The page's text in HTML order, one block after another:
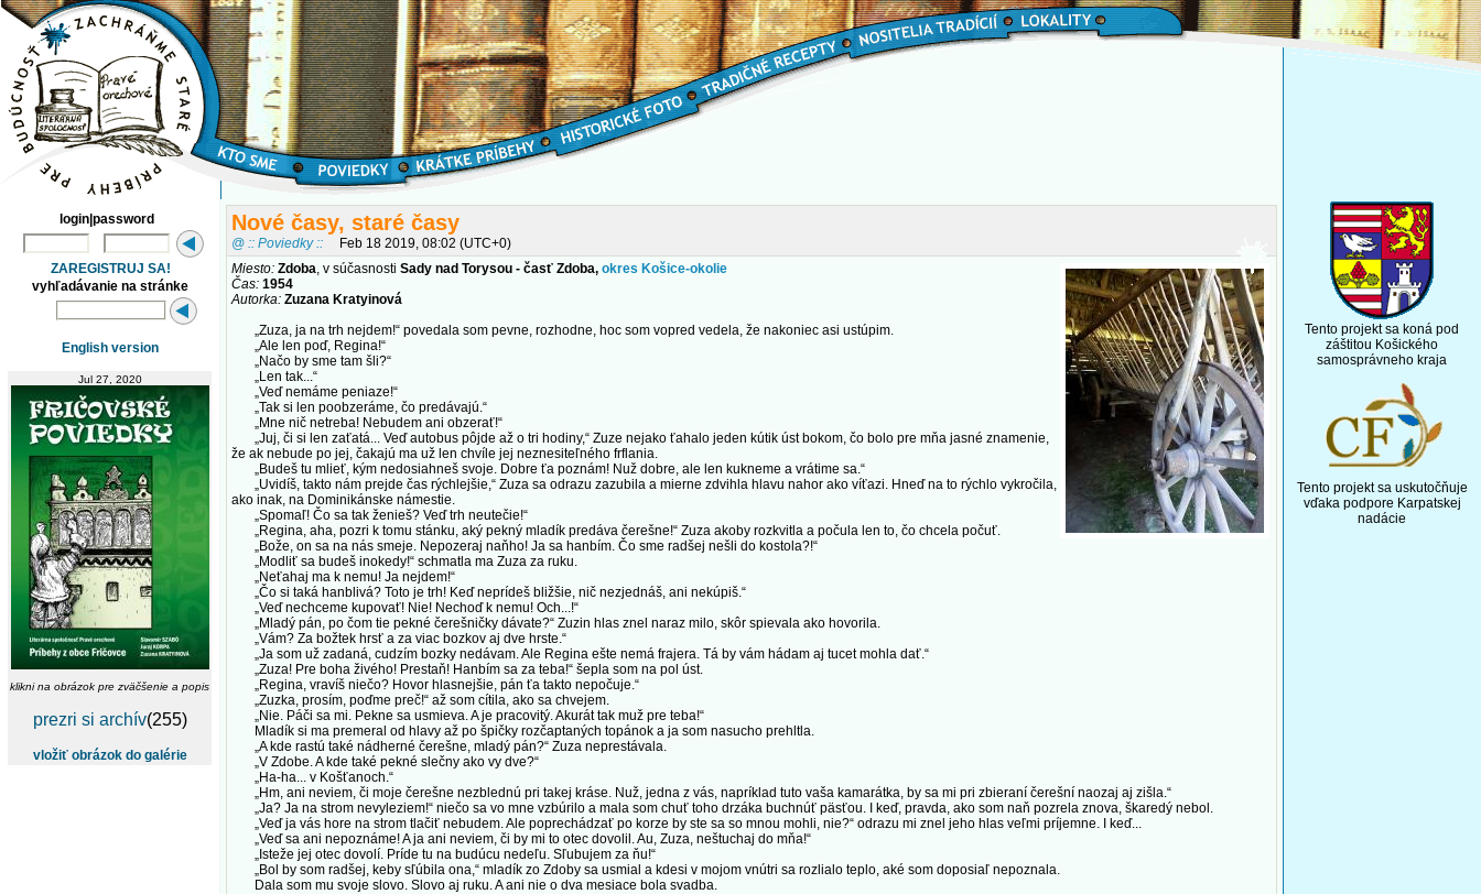
login|password
ZAREGISTRUJ SA!
vyhľadávanie na stránke
English version
Jul 27, 2020
klikni na obrázok pre zväčšenie a popis
prezri si archív(255)
vložiť obrázok do galérie
Nové časy, staré časy
@ :: Poviedky ::
Feb 18 2019, 08:02 (UTC+0)
Miesto: Zdoba, v súčasnosti Sady nad Torysou - časť Zdoba, okres Košice-okolie
Čas: 1954
Autorka: Zuzana Kratyinová
„Zuza, ja na trh nejdem!“ povedala som pevne, rozhodne, hoc som vopred vedela, že nakoniec asi ustúpim.
„Ale len poď, Regina!“
„Načo by sme tam šli?“
„Len tak...“
„Veď nemáme peniaze!“
„Tak si len poobzeráme, čo predávajú.“
„Mne nič netreba! Nebudem ani obzerať!“
„Juj, či si len zaťatá... Veď autobus pôjde až o tri hodiny,“ Zuze nejako ťahalo jeden kútik úst bokom, čo bolo pre mňa jasné znamenie,
že ak nebude po jej, čakajú ma už len chvíle jej neznesiteľného frflania.
„Budeš tu mlieť, kým nedosiahneš svoje. Dobre ťa poznám! Nuž dobre, ale len kukneme a vrátime sa.“
„Uvidíš, takto nám prejde čas rýchlejšie,“ Zuza sa odrazu zazubila a mierne zdvihla hlavu nahor ako víťazi. Hneď na to rýchlo vykročila,
ako inak, na Dominikánske námestie.
„Spomaľ! Čo sa tak ženieš? Veď trh neutečie!“
„Regina, aha, pozri k tomu stánku, aký pekný mladík predáva čerešne!“ Zuza akoby rozkvitla a počula len to, čo chcela počuť.
„Bože, on sa na nás smeje. Nepozeraj naňho! Ja sa hanbím. Čo sme radšej nešli do kostola?!“
„Modliť sa budeš inokedy!“ schmatla ma Zuza za ruku.
„Neťahaj ma k nemu! Ja nejdem!“
„Čo si taká hanblivá? Toto je trh! Keď neprídeš bližšie, nič nezjednáš, ani nekúpiš.“
„Veď nechceme kupovať! Nie! Nechoď k nemu! Och...!“
„Mladý pán, po čom tie pekné čerešničky dávate?“ Zuzin hlas znel naraz milo, skôr spievala ako hovorila.
„Vám? Za božtek hrsť a za viac bozkov aj dve hrste.“
„Ja som už zadaná, cudzím bozky nedávam. Ale Regina ešte nemá frajera. Tá by vám hádam aj tucet mohla dať.“
„Zuza! Pre boha živého! Prestaň! Hanbím sa za teba!“ šepla som na pol úst.
„Regina, vravíš niečo? Hovor hlasnejšie, pán ťa takto nepočuje.“
„Zuzka, prosím, poďme preč!“ až som cítila, ako sa chvejem.
„Nie. Páči sa mi. Pekne sa usmieva. A je pracovitý. Akurát tak muž pre teba!“
Mladík si ma premeral od hlavy až po špičky rozčaptaných topánok a ja som nasucho prehltla.
„A kde rastú také nádherné čerešne, mladý pán?“ Zuza neprestávala.
„V Zdobe. A kde také pekné slečny ako vy dve?“
„Ha-ha... v Košťanoch.“
„Hm, ani neviem, či moje čerešne nezblednú pri takej kráse. Nuž, jedna z vás, napríklad tuto vaša kamarátka, by sa mi pri zbieraní čerešní naozaj aj zišla.“
„Ja? Ja na strom nevyleziem!“ niečo sa vo mne vzbúrilo a mala som chuť toho drzáka buchnúť päsťou. I keď, pravda, ako som naň pozrela znova, škaredý nebol.
„Veď ja vás hore na strom tlačiť nebudem. Ale poprechádzať po korze by ste sa so mnou mohli, nie?“ odrazu mi znel jeho hlas veľmi príjemne. I keď...
„Veď sa ani nepoznáme! A ja ani neviem, či by mi to otec dovolil. Au, Zuza, neštuchaj do mňa!“
„Isteže jej otec dovolí. Príde tu na budúcu nedeľu. Sľubujem za ňu!“
„Bol by som radšej, keby sľúbila ona,“ mladík zo Zdoby sa usmial a kdesi v mojom vnútri sa rozlialo teplo, aké som doposiaľ nepoznala.
Dala som mu svoje slovo. Slovo aj ruku. A ani nie o dva mesiace bola svadba.
Tento projekt sa koná pod
záštitou Košického
samosprávneho kraja
Tento projekt sa uskutočňuje
vďaka podpore Karpatskej
nadácie